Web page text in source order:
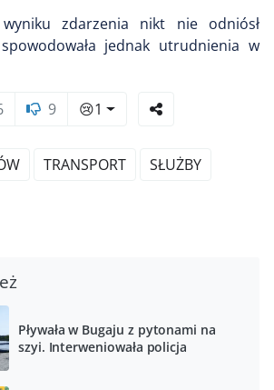
zdarzenia nikt nie odniósł
jednak utrudnienia w
9 😢1
TRANSPORT
SŁUŻBY
Pływała w Bugaju z pytonami na
szyi. Interweniowała policja